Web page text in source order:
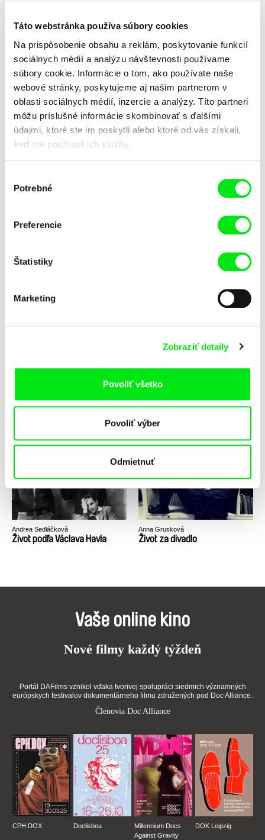
Táto webstránka používa súbory cookies
Na prispôsobenie obsahu a reklám, poskytovanie funkcií
sociálnych médií a analýzu návštevnosti používame
súbory cookie. Informácie o tom, ako používate naše
webové stránky, poskytujeme aj našim partnerom v
oblasti sociálnych médií, inzercie a analýzy. Títo partneri
môžu príslušné informácie skombinovať s ďalšími
údajmi, ktoré ste im poskytli alebo ktoré od vás získali,
keď ste používali ich služby.
súhlasu
Potrebné
Preferencie
Štatistiky
Marketing
Zobraziť detaily
Povoliť všetko
Povoliť výber
Odmietnuť
Ľubomír Slivka
Zlatí chlapci: Príbehy
slovenského hokeja
Alireza Memariani
Zlomené kosti
Erika Hníková
Ženy pro měny
Andrea Sedláčková
Život podľa Václava Havla
Anna Grusková
Život za divadlo
Vaše online kino
Nové filmy každý týždeň
Portál DAFilms vznikol vďaka tvorivej spolupráci siedmich významných
európskych festivalov dokumentárneho filmu združených pod Doc Alliance.
Členovia Doc Alliance
CPH:DOX Doclisboa
Millennium Docs
Against Gravity
DOK Leipzig